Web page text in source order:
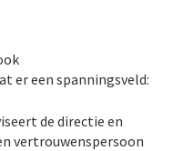
er een spanningsveld:
de directie en
vertrouwenspersoon